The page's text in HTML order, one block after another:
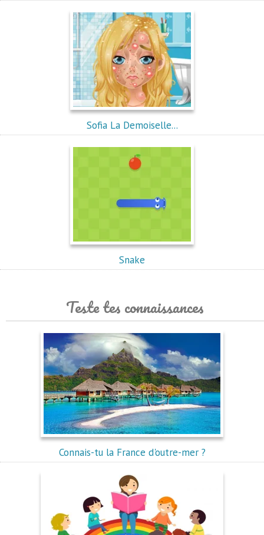
Sofia La Demoiselle...
Snake
Teste tes connaissances
Connais-tu la France d'outre-mer ?